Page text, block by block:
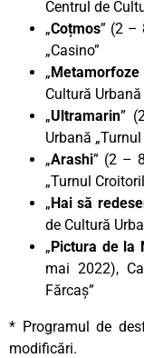
Centrul de
„Coțmos” (2 –
„Casino”
„Metamorfoze
Cultură Urbană
„Ultramarin”
Urbană
„Arashi” (2 –
„Turnul
„Hai să
de Cultură
„Pictura de la
mai 2022),
Fărcaș”
* Programul de
modificări.